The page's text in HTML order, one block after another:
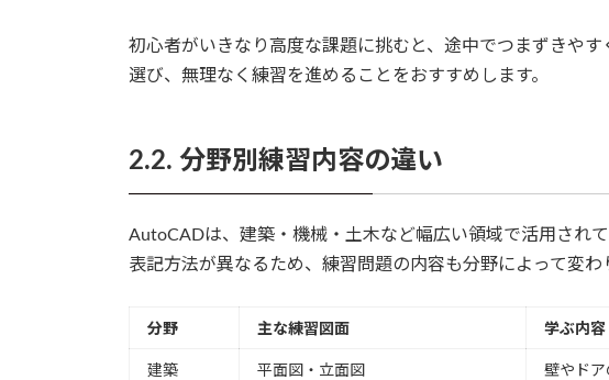
初心者がいきなり高度な課題に挑むと、途中でつまずきや
選び、無理なく練習を進めることをおすすめします。
2.2. 分野別練習内容の違い
AutoCADは、建築・機械・土木など幅広い領域で活用され
表記方法が異なるため、練習問題の内容も分野によって変わ
分野 主な練習図面 学ぶ内容
建築 平面図・立面図 壁やド